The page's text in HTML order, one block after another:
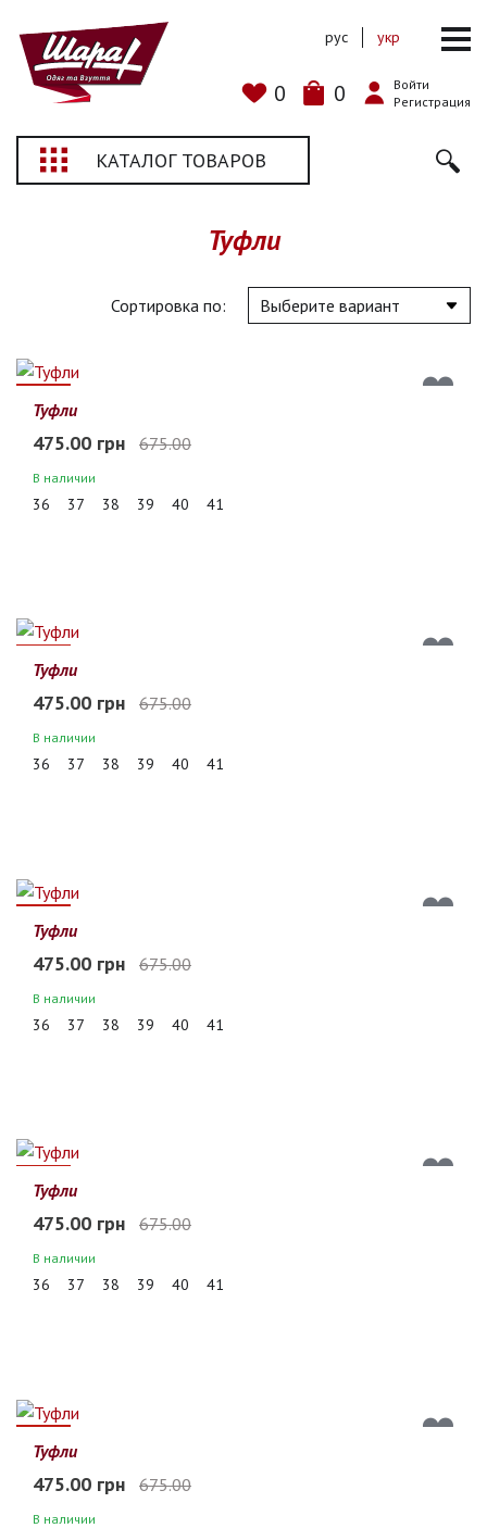
0 0
Войти
Регистрация
рус укр
КАТАЛОГ ТОВАРОВ
Туфли
Сортировка по:
30%
Туфли
475.00 грн 675.00
В наличии
36 37 38 39 40 41
30%
Туфли
475.00 грн 675.00
В наличии
36 37 38 39 40 41
30%
Туфли
475.00 грн 675.00
В наличии
36 37 38 39 40 41
30%
Туфли
475.00 грн 675.00
В наличии
36 37 38 39 40 41
30%
Туфли
475.00 грн 675.00
В наличии